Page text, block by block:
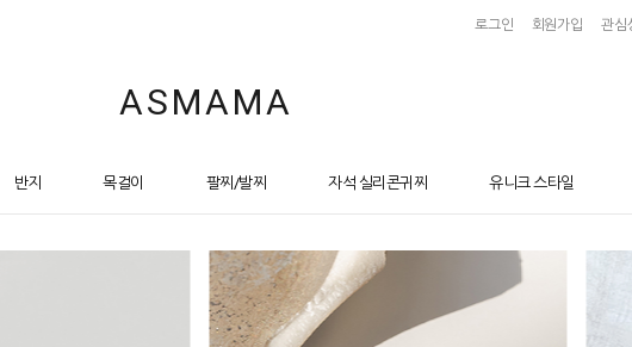
로그인 회원가입 관심
ASMAMA
반지 목걸이 팔찌/발찌 자석 실리콘귀찌 유니크 스타일